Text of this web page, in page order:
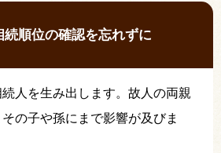
続順位の確認を忘れずに
人を生み出します。故人の両親
の子や孫にまで影響が及びま